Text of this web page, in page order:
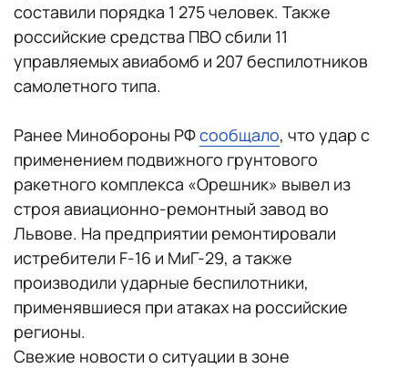
составили порядка 1 275 человек. Также
российские средства ПВО сбили 11
управляемых авиабомб и 207 беспилотников
самолетного типа.
Ранее Минобороны РФсообщало, что удар с
применением подвижного грунтового
ракетного комплекса «Орешник» вывел из
строя авиационно-ремонтный завод во
Львове. На предприятии ремонтировали
истребители F-16 и МиГ-29, а также
производили ударные беспилотники,
применявшиеся при атаках на российские
регионы.
Свежие новости о ситуации в зоне